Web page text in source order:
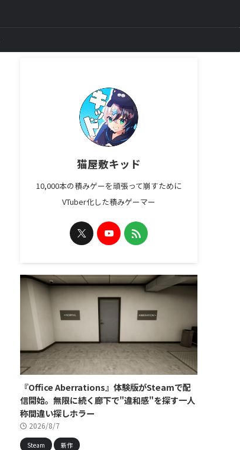
猫屋敷キッド
10,000本の積みゲーを頑張って崩すために
VTuber化した積みゲーマー
『Office Aberrations』体験版がSteamで配
信開始。無限に続く廊下で"違和感"を探す一人
称間違い探しホラー
2026/8/7
Steam 新作